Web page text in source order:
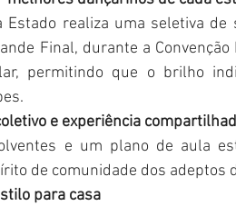
Estado realiza uma seletiva
Final, durante a
permitindo que o brilho
e experiência
e um plano de aula
de comunidade dos adeptos
para casa